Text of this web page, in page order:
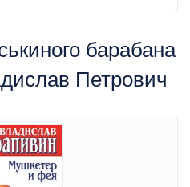
барабана
Петрович